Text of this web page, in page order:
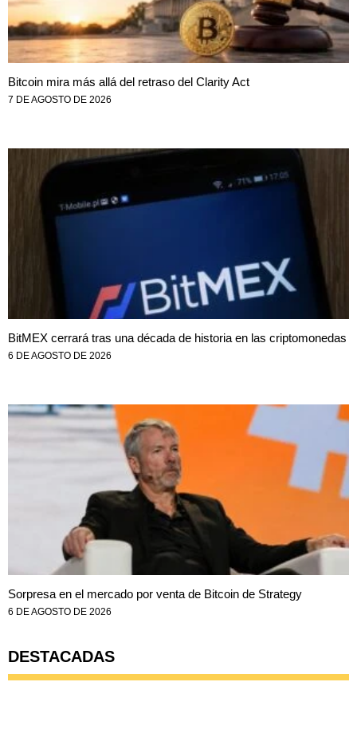
Bitcoin mira más allá del retraso del Clarity Act
7 DE AGOSTO DE 2026
BitMEX cerrará tras una década de historia en las criptomonedas
6 DE AGOSTO DE 2026
Sorpresa en el mercado por venta de Bitcoin de Strategy
6 DE AGOSTO DE 2026
DESTACADAS